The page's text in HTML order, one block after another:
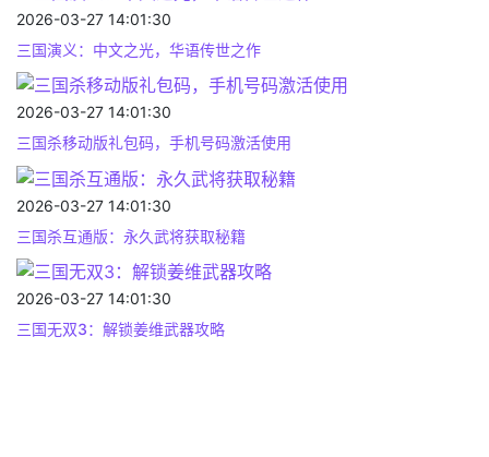
2026-03-27 14:01:30
三国演义：中文之光，华语传世之作
2026-03-27 14:01:30
三国杀移动版礼包码，手机号码激活使用
2026-03-27 14:01:30
三国杀互通版：永久武将获取秘籍
2026-03-27 14:01:30
三国无双3：解锁姜维武器攻略